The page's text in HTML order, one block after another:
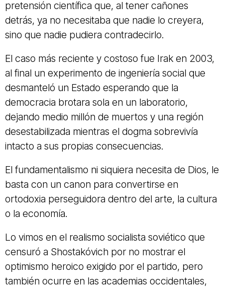
pretensión científica que, al tener cañones
detrás, ya no necesitaba que nadie lo creyera,
sino que nadie pudiera contradecirlo.
El caso más reciente y costoso fue Irak en 2003,
al final un experimento de ingeniería social que
desmanteló un Estado esperando que la
democracia brotara sola en un laboratorio,
dejando medio millón de muertos y una región
desestabilizada mientras el dogma sobrevivía
intacto a sus propias consecuencias.
El fundamentalismo ni siquiera necesita de Dios, le
basta con un canon para convertirse en
ortodoxia perseguidora dentro del arte, la cultura
o la economía.
Lo vimos en el realismo socialista soviético que
censuró a Shostakóvich por no mostrar el
optimismo heroico exigido por el partido, pero
también ocurre en las academias occidentales,